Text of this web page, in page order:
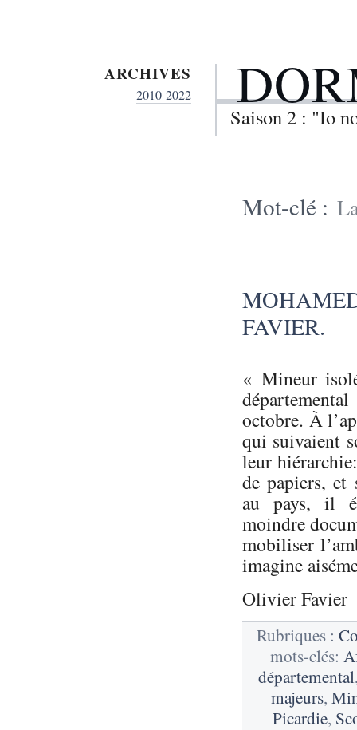
Saison 2 : "Io
Mot-clé :
FAVIER.
« Mineur
octobre. À
qui suivaient
leur
de papiers, et
au pays, il
moindre
mobiliser
imagine
Olivier Favier
Rubriques :
mots-clés:
départemental
majeurs,
Picardie,
ARCHIVES
2010-2022